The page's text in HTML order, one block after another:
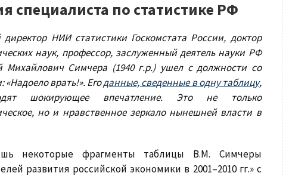
по статистике РФ
НИИ статистики Госкомстата России, доктор
наук, профессор, заслуженный деятель науки РФ
Михайлович Симчера (1940 г.р.) ушел с должности со
«Надоело врать!». Егоданные, сведенные в одну таблицу,
шокирующее впечатление. Это не только
но и нравственное зеркало нынешней власти в
некоторые фрагменты таблицы В.М. Симчеры
развития российской экономики в 2001–2010 гг.» с